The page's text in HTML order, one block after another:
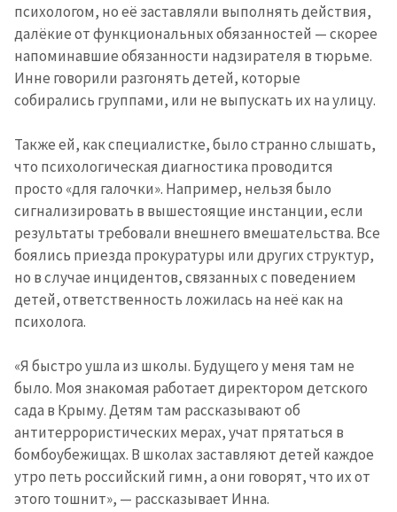
Отправить
информацию
О ZDG
în Română in English
психологом, но её заставляли выполнять действия,
далёкие от функциональных обязанностей — скорее
напоминавшие обязанности надзирателя в тюрьме.
Инне говорили разгонять детей, которые
собирались группами, или не выпускать их на улицу.
Также ей, как специалистке, было странно слышать,
что психологическая диагностика проводится
просто «для галочки». Например, нельзя было
сигнализировать в вышестоящие инстанции, если
результаты требовали внешнего вмешательства. Все
боялись приезда прокуратуры или других структур,
но в случае инцидентов, связанных с поведением
детей, ответственность ложилась на неё как на
психолога.
«Я быстро ушла из школы. Будущего у меня там не
было. Моя знакомая работает директором детского
сада в Крыму. Детям там рассказывают об
антитеррористических мерах, учат прятаться в
бомбоубежищах. В школах заставляют детей каждое
утро петь российский гимн, а они говорят, что их от
этого тошнит», — рассказывает Инна.